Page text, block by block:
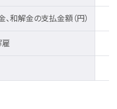
和解金の支払金額（円）
雇